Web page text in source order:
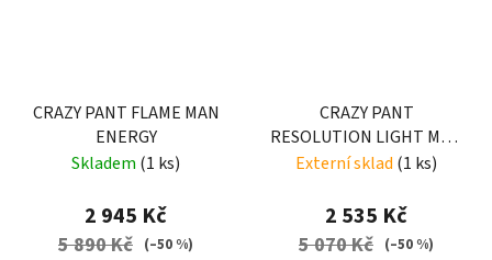
CRAZY PANT FLAME MAN
ENERGY
Skladem (1 ks)
2 945 Kč
5 890 Kč (–50 %)
CRAZY PANT
RESOLUTION LIGHT MAN
RESINA-AVIO
Externí sklad (1 ks)
2 535 Kč
5 070 Kč (–50 %)